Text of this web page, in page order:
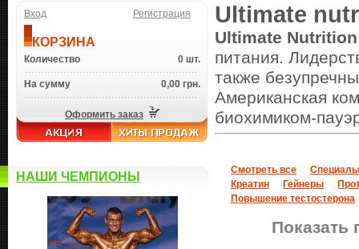
Вход Регистрация
КОРЗИНА
Количество 0 шт.
На сумму 0,00 грн.
Оформить заказ
НАШИ ЧЕМПИОНЫ
Ultimate
Ultimate Nutrition
питания.
также
Американская
биохимиком-
Смотреть все
Креатин
Гейнеры
Повышение тестостерона
Показать